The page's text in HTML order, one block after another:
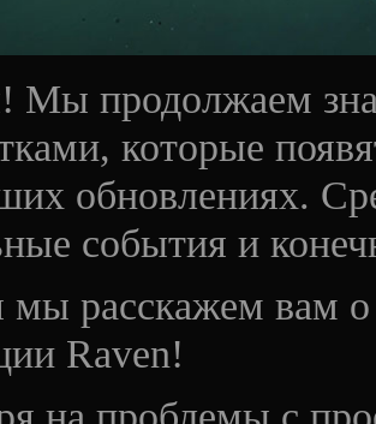
Мы продолжаем
которые
обновлениях.
события и
мы расскажем вам
Raven!